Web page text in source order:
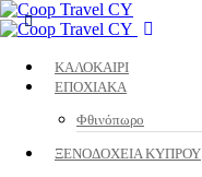
ΚΑΛΟΚΑΙΡΙ
ΕΠΟΧΙΑΚΑ
Φθινόπωρο
ΞΕΝΟΔΟΧΕΙΑ ΚΥΠΡΟΥ